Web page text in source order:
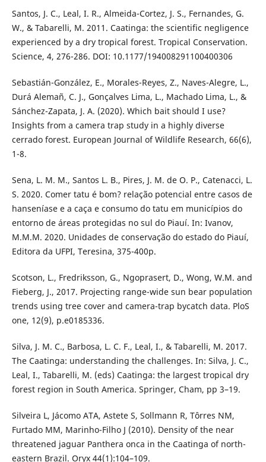
Santos, J. C., Leal, I. R., Almeida-Cortez, J. S., Fernandes, G.
W., & Tabarelli, M. 2011. Caatinga: the scientific negligence
experienced by a dry tropical forest. Tropical Conservation.
Science, 4, 276-286. DOI: 10.1177/194008291100400306
Sebastián-González, E., Morales-Reyes, Z., Naves-Alegre, L.,
Durá Alemañ, C. J., Gonçalves Lima, L., Machado Lima, L., &
Sánchez-Zapata, J. A. (2020). Which bait should I use?
Insights from a camera trap study in a highly diverse
cerrado forest. European Journal of Wildlife Research, 66(6),
1-8.
Sena, L. M. M., Santos L. B., Pires, J. M. de O. P., Catenacci, L.
S. 2020. Comer tatu é bom? relação potencial entre casos de
hanseníase e a caça e consumo do tatu em municípios do
entorno de áreas protegidas no sul do Piauí. In: Ivanov,
M.M.M. 2020. Unidades de conservação do estado do Piauí,
Editora da UFPI, Teresina, 375-400p.
Scotson, L., Fredriksson, G., Ngoprasert, D., Wong, W.M. and
Fieberg, J., 2017. Projecting range-wide sun bear population
trends using tree cover and camera-trap bycatch data. PloS
one, 12(9), p.e0185336.
Silva, J. M. C., Barbosa, L. C. F., Leal, I., & Tabarelli, M. 2017.
The Caatinga: understanding the challenges. In: Silva, J. C.,
Leal, I., Tabarelli, M. (eds) Caatinga: the largest tropical dry
forest region in South America. Springer, Cham, pp 3–19.
Silveira L, Jácomo ATA, Astete S, Sollmann R, Tôrres NM,
Furtado MM, Marinho-Filho J (2010). Density of the near
threatened jaguar Panthera onca in the Caatinga of north-
eastern Brazil. Oryx 44(1):104–109.